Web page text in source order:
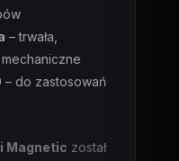
– trwała,
– do zastosowań
Magnetic został